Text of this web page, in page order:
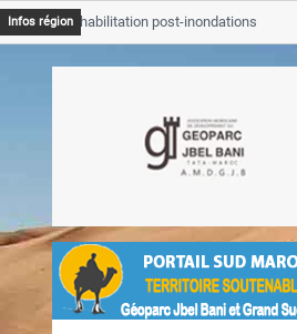
Infos région
de rehabilitation post-inondations